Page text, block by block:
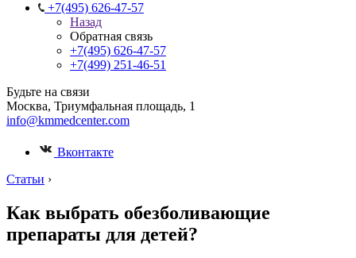
+7(495) 626-47-57
Назад
Обратная связь
+7(495) 626-47-57
+7(499) 251-46-51
Будьте на связи
Москва, Триумфальная площадь, 1
info@kmmedcenter.com
Вконтакте
Статьи ›
Как выбрать обезболивающие
препараты для детей?